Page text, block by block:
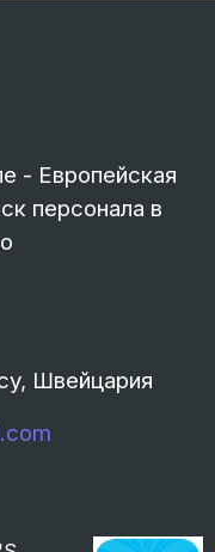
- Европейская
персонала в
Швейцария